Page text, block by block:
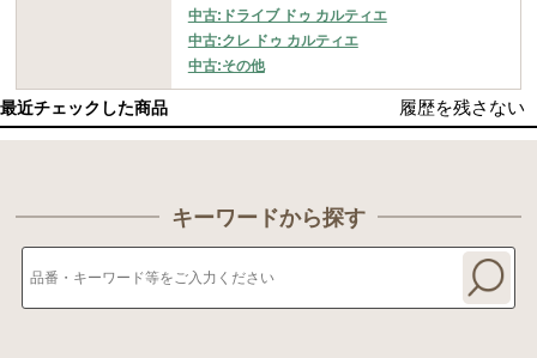
中古:ドライブ ドゥ カルティエ
中古:クレ ドゥ カルティエ
中古:その他
最近チェックした商品 履歴を残さない
キーワードから探す